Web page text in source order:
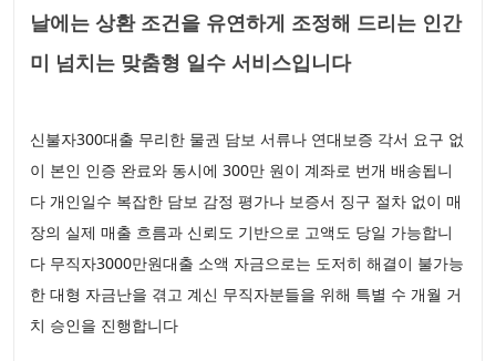
날에는 상환 조건을 유연하게 조정해 드리는 인간
미 넘치는 맞춤형 일수 서비스입니다
신불자300대출 무리한 물권 담보 서류나 연대보증 각서 요구 없
이 본인 인증 완료와 동시에 300만 원이 계좌로 번개 배송됩니
다 개인일수 복잡한 담보 감정 평가나 보증서 징구 절차 없이 매
장의 실제 매출 흐름과 신뢰도 기반으로 고액도 당일 가능합니
다 무직자3000만원대출 소액 자금으로는 도저히 해결이 불가능
한 대형 자금난을 겪고 계신 무직자분들을 위해 특별 수 개월 거
치 승인을 진행합니다